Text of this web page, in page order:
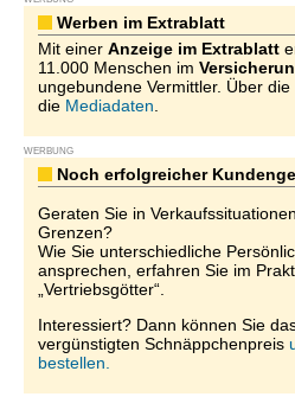
Werben im Extrablatt
Mit einer Anzeige im Extrablatt
11.000 Menschen im
ungebundene Vermittler. Über die
die Mediadaten
WERBUNG
Noch erfolgreicher
Geraten Sie in
Grenzen?
Wie Sie unterschiedliche
ansprechen, erfahren Sie im
„Vertriebsgötter“.
Interessiert? Dann können Sie
vergünstigten Schnäppchenpreis
bestellen.